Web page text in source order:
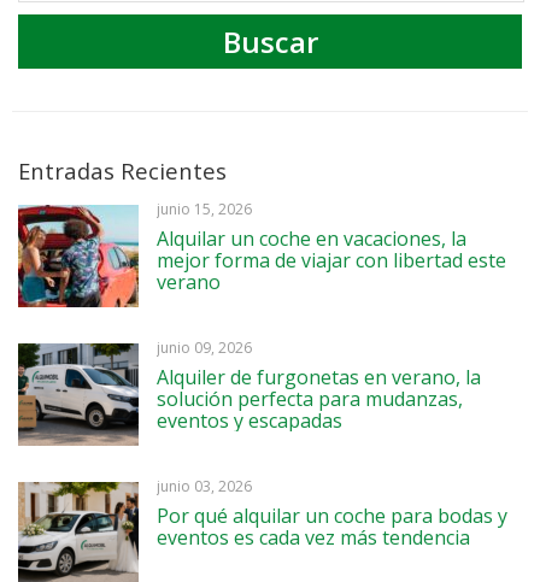
Entradas Recientes
junio 15, 2026
Alquilar un coche en vacaciones, la
mejor forma de viajar con libertad este
verano
junio 09, 2026
Alquiler de furgonetas en verano, la
solución perfecta para mudanzas,
eventos y escapadas
junio 03, 2026
Por qué alquilar un coche para bodas y
eventos es cada vez más tendencia